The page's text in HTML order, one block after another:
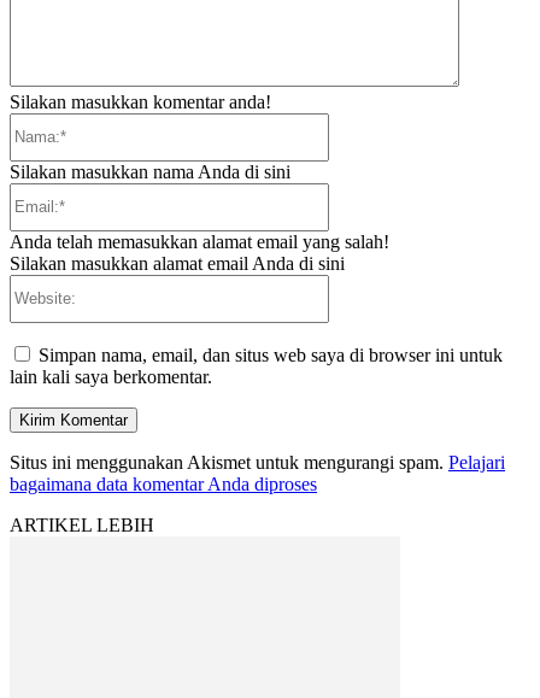
Silakan masukkan komentar anda!
Silakan masukkan nama Anda di sini
Anda telah memasukkan alamat email yang salah!
Silakan masukkan alamat email Anda di sini
Simpan nama, email, dan situs web saya di browser ini untuk
lain kali saya berkomentar.
Situs ini menggunakan Akismet untuk mengurangi spam. Pelajari
bagaimana data komentar Anda diproses
ARTIKEL LEBIH